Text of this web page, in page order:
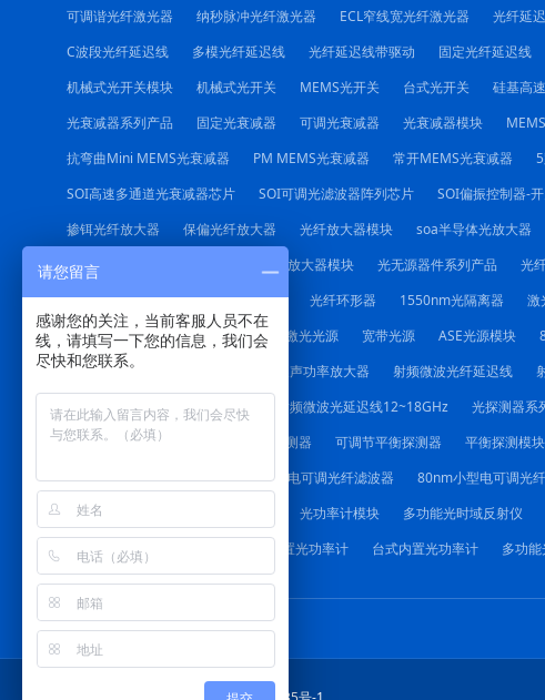
可调谐光纤激光器
纳秒脉冲光纤激光器 ECL窄线宽光纤激光器 光纤延
C波段光纤延迟线
多模光纤延迟线 光纤延迟线带驱动 固定光纤延迟线
机械式光开关模块
机械式光开关 MEMS光开关 台式光开关 硅基高
光衰减器系列产品
固定光衰减器 可调光衰减器 光衰减器模块
抗弯曲Mini MEMS光衰减器
PM MEMS光衰减器 常开MEMS光衰减器
SOI高速多通道光衰减器芯片
SOI可调光滤波器阵列芯片 SOI偏振控制器-
掺铒光纤放大器
保偏光纤放大器 光纤放大器模块 soa半导体光放大器
1550nm光纤拉曼放大器
掺铒光纤放大器模块 光无源器件系列产品 光
光纤耦合器
起偏器 偏振合束器 光纤环形器 1550nm光隔离器 激
红光笔
DFB激光器模块 可调谐激光光源 宽带光源 ASE光源模块
射频微波功率放大器
射频微波低噪声功率放大器 射频微波光纤延迟线
射频微波光纤延迟线（带放大）
射频微波光延迟线12~18GHz 光探测器系
低噪声PIN平衡探测器
保偏平衡探测器 可调节平衡探测器 平衡探测模块
手动可调光纤滤波器
1064nm小型电可调光纤滤波器 80nm小型电可调光
声光驱动电源
光功率计模块 多功能光时域反射仪
多功能光时域反射仪4.3寸
台式外置光功率计 台式内置光功率计 多功
请您留言
感谢您的关注，当前客服人员不在
线，请填写一下您的信息，我们会
尽快和您联系。